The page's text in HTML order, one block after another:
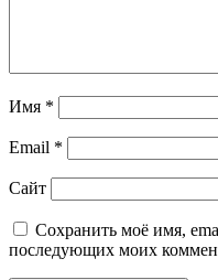
Имя *
Email *
Сайт
Сохранить моё имя,
последующих моих